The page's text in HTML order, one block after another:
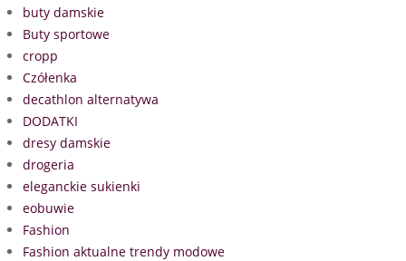
buty damskie
Buty sportowe
cropp
Czółenka
decathlon alternatywa
DODATKI
dresy damskie
drogeria
eleganckie sukienki
eobuwie
Fashion
Fashion aktualne trendy modowe